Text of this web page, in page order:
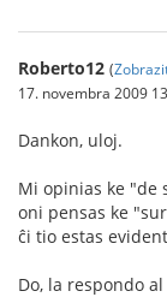
Roberto12 (
17. novembra 2009
Dankon, uloj.
Mi opinias ke "de
oni pensas ke
ĉi tio estas
Do, la respondo